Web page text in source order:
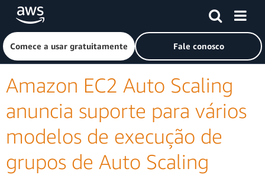
Pular para o conteúdo principal
Clique aqui para voltar à página inicial da Amazon Web
Comece a usar gratuitamente Fale conosco
Amazon EC2 Auto Scaling
anuncia suporte para vários
modelos de execução de
grupos de Auto Scaling